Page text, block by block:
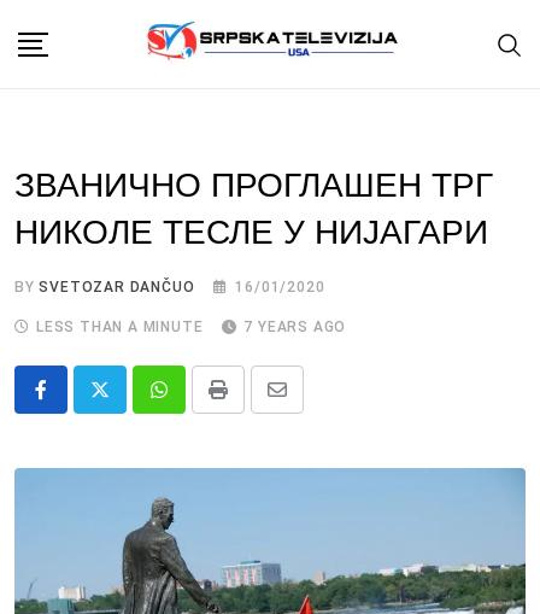
ЗВАНИЧНО ПРОГЛАШЕН ТРГ
НИКОЛЕ ТЕСЛЕ У НИЈАГАРИ
BYSVETOZAR DANČUO 16/01/2020
LESS THAN A MINUTE 7 YEARS AGO
Whatsapp
Print
Share